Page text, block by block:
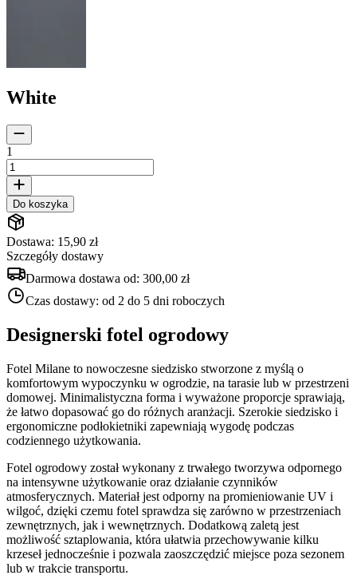
White
1
Do koszyka
Dostawa: 15,90 zł
Szczegóły dostawy
Darmowa dostawa od: 300,00 zł
Czas dostawy: od 2 do 5 dni roboczych
Designerski fotel ogrodowy
Fotel Milane to nowoczesne siedzisko stworzone z myślą o
komfortowym wypoczynku w ogrodzie, na tarasie lub w przestrzeni
domowej. Minimalistyczna forma i wyważone proporcje sprawiają,
że łatwo dopasować go do różnych aranżacji. Szerokie siedzisko i
ergonomiczne podłokietniki zapewniają wygodę podczas
codziennego użytkowania.
Fotel ogrodowy został wykonany z trwałego tworzywa odpornego
na intensywne użytkowanie oraz działanie czynników
atmosferycznych. Materiał jest odporny na promieniowanie UV i
wilgoć, dzięki czemu fotel sprawdza się zarówno w przestrzeniach
zewnętrznych, jak i wewnętrznych. Dodatkową zaletą jest
możliwość sztaplowania, która ułatwia przechowywanie kilku
krzeseł jednocześnie i pozwala zaoszczędzić miejsce poza sezonem
lub w trakcie transportu.